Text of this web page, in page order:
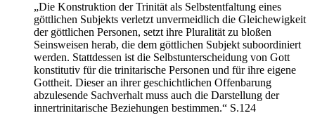
„Die Konstruktion der Trinität als Selbstentfaltung eines
göttlichen Subjekts verletzt unvermeidlich die Gleichewigkeit
der göttlichen Personen, setzt ihre Pluralität zu bloßen
Seinsweisen herab, die dem göttlichen Subjekt suboordiniert
werden. Stattdessen ist die Selbstunterscheidung von Gott
konstitutiv für die trinitarische Personen und für ihre eigene
Gottheit. Dieser an ihrer geschichtlichen Offenbarung
abzulesende Sachverhalt muss auch die Darstellung der
innertrinitarische Beziehungen bestimmen.“ S.124